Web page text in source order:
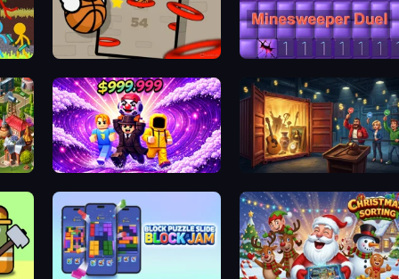
Flappy Dunk Minesweeper Duel
Blackriver Mystery: Hidden Objects Obby - BrainWave Container Auction